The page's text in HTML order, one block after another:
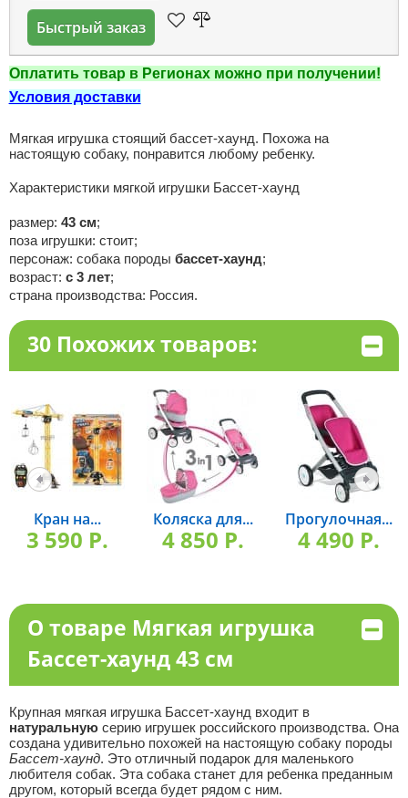
Быстрый заказ
Оплатить товар в Регионах можно при получении!
Условия доставки
Мягкая игрушка стоящий бассет-хаунд. Похожа на
настоящую собаку, понравится любому ребенку.
Характеристики мягкой игрушки Бассет-хаунд
размер: 43 см;
поза игрушки: стоит;
персонаж: собака породы бассет-хаунд;
возраст: с 3 лет;
страна производства: Россия.
30 Похожих товаров:
Кран на...
3 590 P.
Коляска для...
4 850 P.
Прогулочная...
4 490 P.
О товаре Мягкая игрушка
Бассет-хаунд 43 см
Крупная мягкая игрушка Бассет-хаунд входит в
натуральнуюсерию игрушек российского производства. Она
создана удивительно похожей на настоящую собаку породы
Бассет-хаунд. Это отличный подарок для маленького
любителя собак. Эта собака станет для ребенка преданным
другом, который всегда будет рядом с ним.